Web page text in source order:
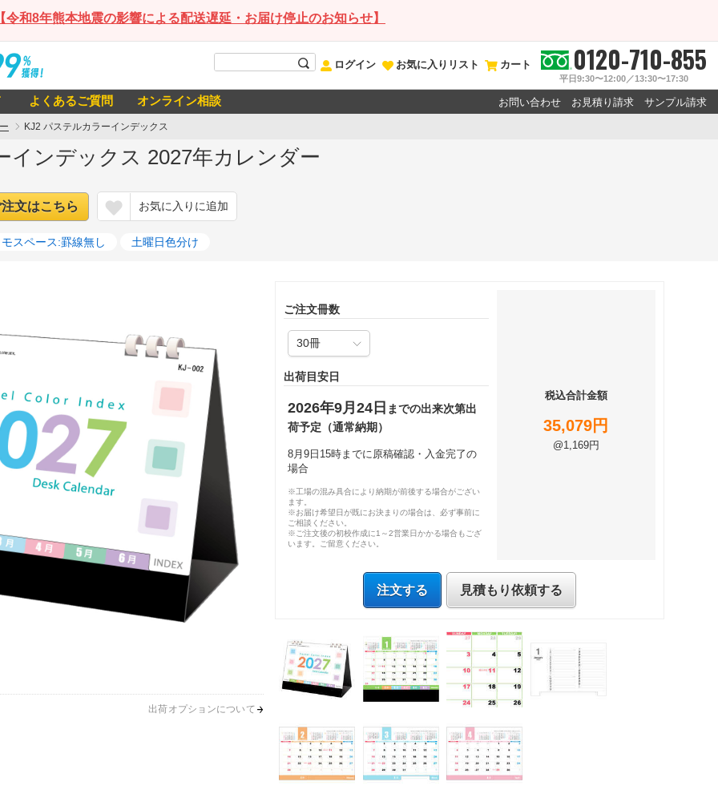
令和8年熊本地震の影響による配送遅延・お届け停止のお知らせ】
ログイン お気に入りリスト カート 0120-710-855
平日9:30〜12:00／13:30〜17:30
よくあるご質問 オンライン相談 お問い合わせ お見積り請求 サンプル請求
KJ2 パステルカラーインデックス
インデックス 2027年カレンダー
文はこちら お気に入りに追加
スペース:罫線無し 土曜日色分け
出荷オプションについて
ご注文冊数
出荷目安日
2026年9月24日 までの出来次第出
荷予定（通常納期）
8月9日15時までに原稿確認・入金完了の
場合
※工場の混み具合により納期が前後する場合がござい
ます。
※お届け希望日が既にお決まりの場合は、必ず事前に
ご相談ください。
※ご注文後の初校作成に1～2営業日かかる場合もござ
います。ご留意ください。
税込合計金額
35,079円
@1,169円
注文する 見積もり依頼する